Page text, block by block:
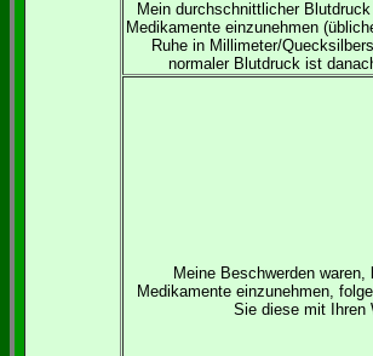
Mein durchschnittlicher
Medikamente einzunehmen
Ruhe in Millimeter/
normaler Blutdruck ist
Meine Beschwerden waren,
Medikamente einzunehmen,
Sie diese mit Ihren